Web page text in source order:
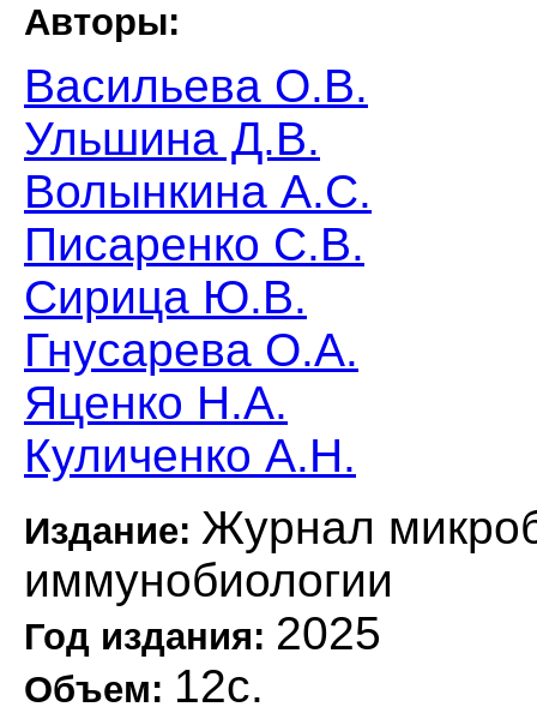
Авторы:
Васильева О.В.
Ульшина Д.В.
Волынкина А.С.
Писаренко С.В.
Сирица Ю.В.
Гнусарева О.А.
Яценко Н.А.
Куличенко А.Н.
Издание: Журнал
иммунобиологии
Год издания: 2025
Объем: 12с.